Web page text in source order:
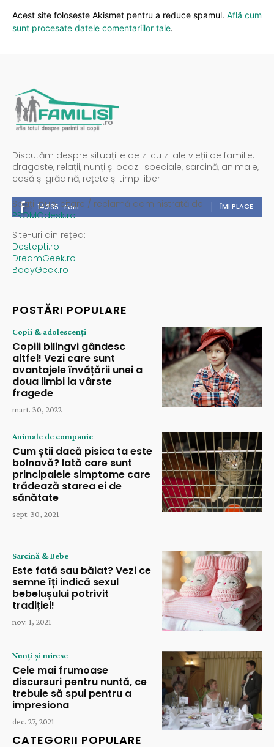
Acest site folosește Akismet pentru a reduce spamul. Află cum
sunt procesate datele comentariilor tale.
Discutăm despre situațiile de zi cu zi ale vieții de familie:
dragoste, relații, nunți și ocazii speciale, sarcină, animale,
casă și grădină, rețete și timp liber.
14,235 Fani ÎMI PLACE
Spații publicitare / reclamă administrată de
PROMOdesk.ro
Site-uri din rețea:
Destepti.ro
DreamGeek.ro
BodyGeek.ro
POSTĂRI POPULARE
Copii & adolescenți
Copiii bilingvi gândesc
altfel! Vezi care sunt
avantajele învățării unei a
doua limbi la vârste
fragede
mart. 30, 2022
Animale de companie
Cum știi dacă pisica ta este
bolnavă? Iată care sunt
principalele simptome care
trădează starea ei de
sănătate
sept. 30, 2021
Sarcină & Bebe
Este fată sau băiat? Vezi ce
semne îți indică sexul
bebelușului potrivit
tradiției!
nov. 1, 2021
Nunți și mirese
Cele mai frumoase
discursuri pentru nuntă, ce
trebuie să spui pentru a
impresiona
dec. 27, 2021
CATEGORII POPULARE